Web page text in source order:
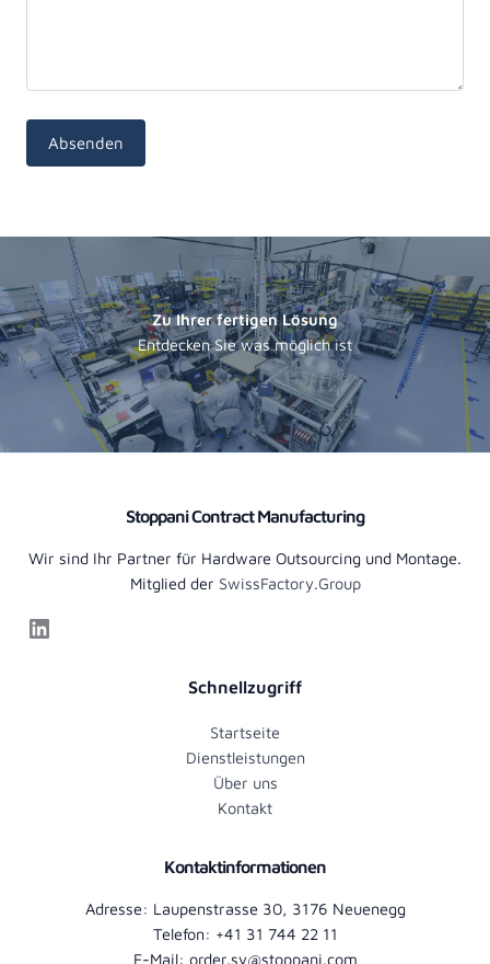
Absenden
Zu Ihrer fertigen Lösung
Entdecken Sie was möglich ist
Stoppani Contract Manufacturing
Wir sind Ihr Partner für Hardware Outsourcing und Montage.
Mitglied der SwissFactory.Group
LinkedIn
Schnellzugriff
Startseite
Dienstleistungen
Über uns
Kontakt
Kontaktinformationen
Adresse: Laupenstrasse 30, 3176 Neuenegg
Telefon: +41 31 744 22 11
E-Mail: order.sy@stoppani.com